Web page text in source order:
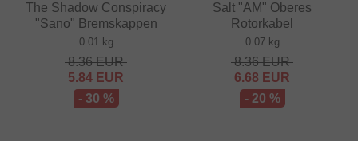
The Shadow Conspiracy
"Sano" Bremskappen
0.01 kg
8.36EUR
5.84 EUR
- 30 %
Salt "AM" Oberes
Rotorkabel
0.07 kg
8.36EUR
6.68 EUR
- 20 %